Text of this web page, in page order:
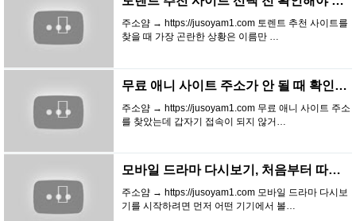
주소얌 → https://jusoyam1.com 토렌트 추천 사이트를
찾을 때 가장 곤란한 상황은 이름만 …
무료 애니 사이트 주소가 안 될 때 확인하는 …
주소얌 → https://jusoyam1.com 무료 애니 사이트 주소
를 찾았는데 갑자기 접속이 되지 않거…
모바일 드라마 다시보기, 처음부터 따라 하는 …
주소얌 → https://jusoyam1.com 모바일 드라마 다시보
기를 시작하려면 먼저 어떤 기기에서 볼…